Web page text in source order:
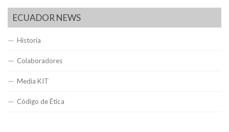
ECUADOR NEWS
Historia
Colaboradores
Media KIT
Código de Ética